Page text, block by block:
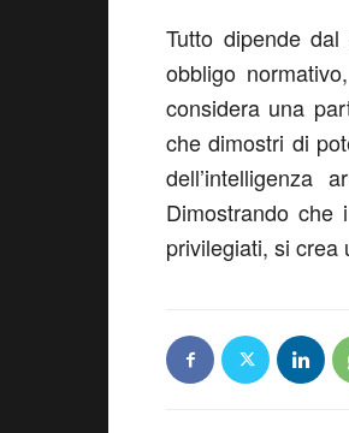
Tutto dipende
obbligo
considera una
che dimostri di
dell’intelligenza
Dimostrando che
privilegiati, si crea